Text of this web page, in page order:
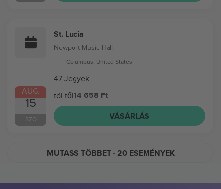
AUG.
15
SZO
St. Lucia
Newport Music Hall
Columbus, United States
47 Jegyek
tól től14 658 Ft
VÁSÁRLÁS
MUTASS TÖBBET- 20 ESEMÉNYEK